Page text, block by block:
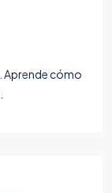
Aprende cómo